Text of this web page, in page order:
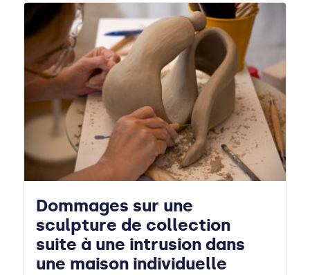
Dommages sur une
sculpture de collection
suite à une intrusion dans
une maison individuelle